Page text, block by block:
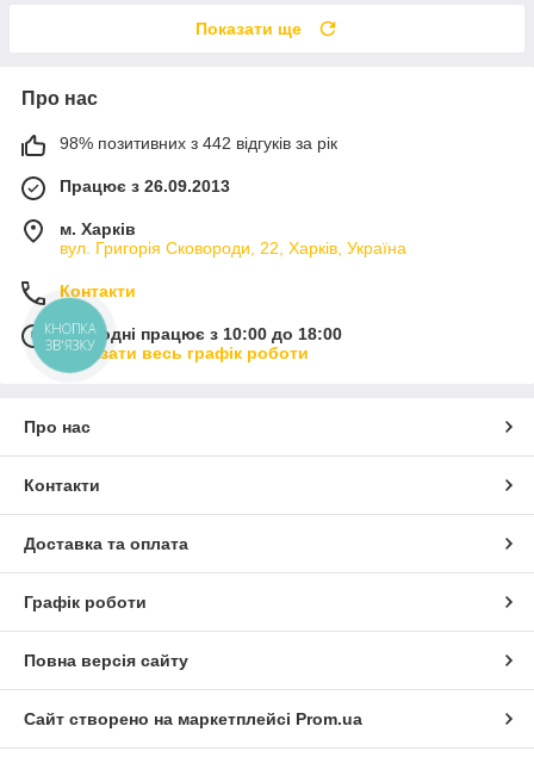
Показати ще
Про нас
98% позитивних з 442 відгуків за рік
Працює з 26.09.2013
м. Харків
вул. Григорія Сковороди, 22, Харків, Україна
Контакти
Сьогодні працює з 10:00 до 18:00
Показати весь графік роботи
Про нас
Контакти
Доставка та оплата
Графік роботи
Повна версія сайту
Сайт створено на маркетплейсі Prom.ua
КНОПКА
ЗВ'ЯЗКУ